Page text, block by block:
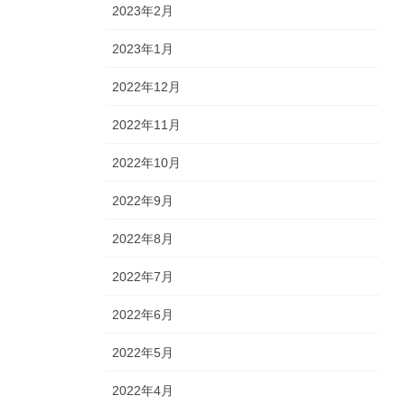
2023年2月
2023年1月
2022年12月
2022年11月
2022年10月
2022年9月
2022年8月
2022年7月
2022年6月
2022年5月
2022年4月